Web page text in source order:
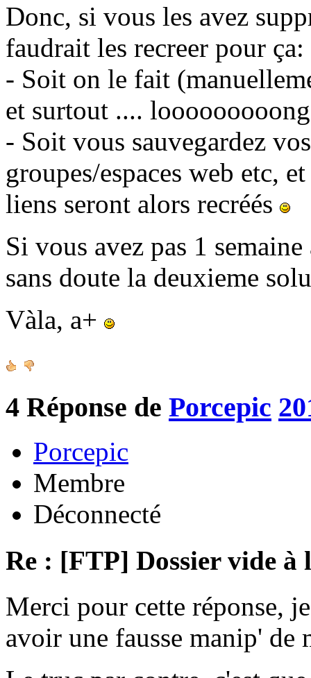
Donc, si vous les avez
faudrait les recreer pour ça:
- Soit on le fait
et surtout ....
- Soit vous sauvegardez
groupes/espaces web etc,
liens seront alors recréés
Si vous avez pas 1
sans doute la deuxieme
Vàla, a+
4 Réponse de Porcepic
Porcepic
Membre
Déconnecté
Re : [FTP] Dossier vide à
Merci pour cette réponse,
avoir une fausse manip'